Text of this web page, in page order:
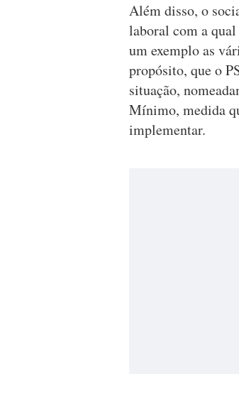
Além disso, o
laboral com a
um exemplo as
propósito, que o
situação,
Mínimo, medida
implementar.